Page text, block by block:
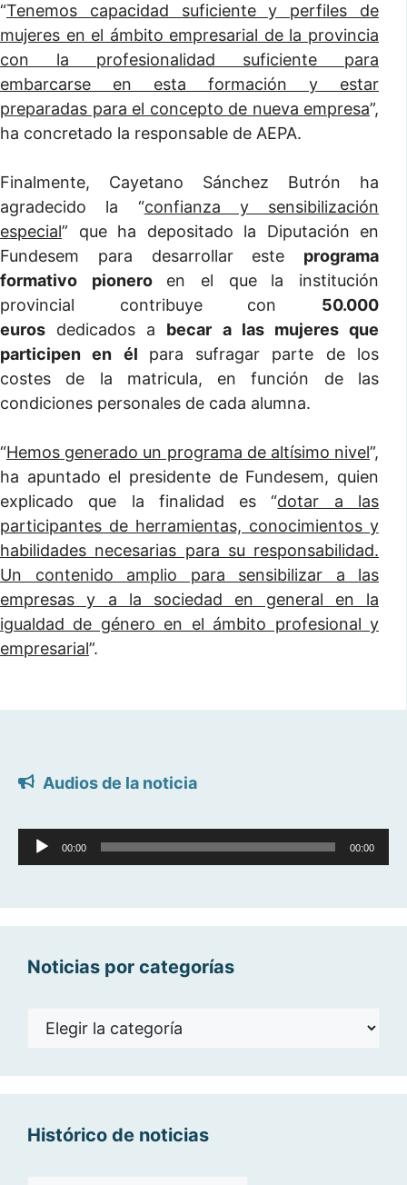
“Tenemos capacidad suficiente y perfiles de
mujeres en el ámbito empresarial de la provincia
con la profesionalidad suficiente para
embarcarse en esta formación y estar
preparadas para el concepto de nueva empresa”,
ha concretado la responsable de AEPA.
Finalmente, Cayetano Sánchez Butrón ha
agradecido la “confianza y sensibilización
especial” que ha depositado la Diputación en
Fundesem para desarrollar este programa
formativo pionero en el que
la institución
provincial contribuye con 50.000
euros dedicados a becar a las mujeres que
participen en él para sufragar parte de los
costes de la matricula, en función de las
condiciones personales de cada alumna.
“Hemos generado un programa de altísimo nivel”,
ha apuntado el presidente de Fundesem, quien
explicado que la finalidad es “dotar a las
participantes de herramientas, conocimientos y
habilidades necesarias para su responsabilidad.
Un contenido amplio para sensibilizar a las
empresas y a la sociedad en general en la
igualdad de género en el ámbito profesional y
empresarial”.
Audios de la noticia
Reproductor
de
00:00 00:00
Noticias por categorías
Noticias
Histórico de noticias